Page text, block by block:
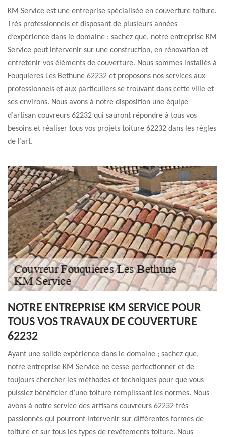
KM Service est une entreprise spécialisée en couverture toiture.
Très professionnels et disposant de plusieurs années
d’expérience dans le domaine ; sachez que, notre entreprise KM
Service peut intervenir sur une construction, en rénovation et
entretenir vos éléments de couverture. Nous sommes installés à
Fouquieres Les Bethune 62232 et proposons nos services aux
professionnels et aux particuliers se trouvant dans cette ville et
ses environs. Nous avons à notre disposition une équipe
d’artisan couvreurs 62232 qui sauront répondre à tous vos
besoins et réaliser tous vos projets toiture 62232 dans les règles
de l’art.
NOTRE ENTREPRISE KM SERVICE POUR
TOUS VOS TRAVAUX DE COUVERTURE
62232
Ayant une solide expérience dans le domaine ; sachez que,
notre entreprise KM Service ne cesse perfectionner et de
toujours chercher les méthodes et techniques pour que vous
puissiez bénéficier d’une toiture remplissant les normes. Nous
avons à notre service des artisans couvreurs 62232 très
passionnés qui pourront intervenir sur différentes formes de
toiture et sur tous les types de revêtements toiture. Nous